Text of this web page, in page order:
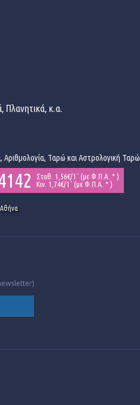
Πλανητικά, κ.α.
Αριθμολογία, Ταρώ και Αστρολογική Ταρώ
Σταθ. 1,56€/1΄ (με Φ.Π.Α. * )
Κιν. 1,74€/1΄ (με Φ.Π.Α. * )
Αθήνα